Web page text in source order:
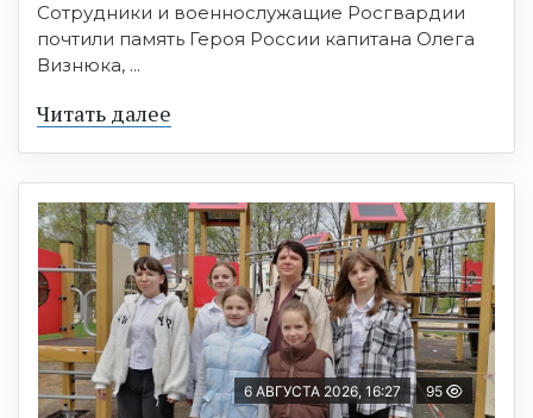
Сотрудники и военнослужащие Росгвардии
почтили память Героя России капитана Олега
Визнюка, ...
Читать далее
6 АВГУСТА 2026, 16:27 95